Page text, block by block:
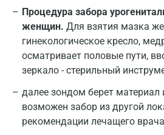
Процедура забора
женщин. Для взятия мазка
гинекологическое кресло,
осматривает половые пути,
зеркало - стерильный
далее зондом берет материал
возможен забор из другой
рекомендации лечащего врача